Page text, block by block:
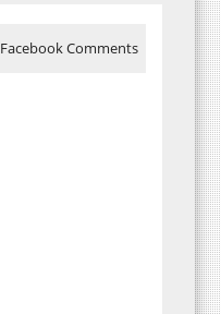
Facebook Comments